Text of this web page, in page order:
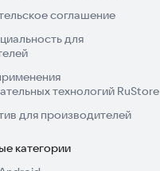
соглашение
для
технологий RuStore
для производителей
категории